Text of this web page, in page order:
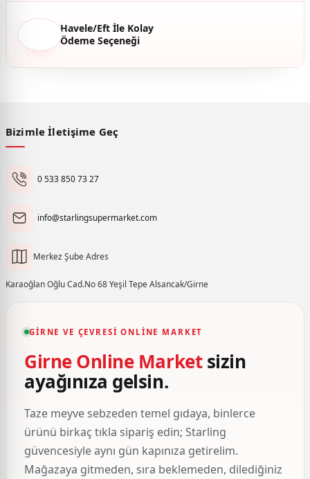
Havele/Eft İle Kolay
Ödeme Seçeneği
Bizimle İletişime Geç
0 533 850 73 27
info@starlingsupermarket.com
Merkez Şube Adres
Karaoğlan Oğlu Cad.No 68 Yeşil Tepe Alsancak/Girne
GIRNE VE ÇEVRESI ONLINE MARKET
Girne Online Marketsizin
ayağınıza gelsin.
Taze meyve sebzeden temel gıdaya, binlerce
ürünü birkaç tıkla sipariş edin; Starling
güvencesiyle aynı gün kapınıza getirelim.
Mağazaya gitmeden, sıra beklemeden, dilediğiniz